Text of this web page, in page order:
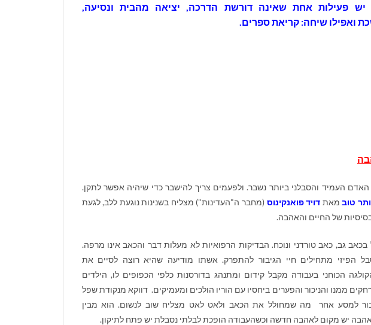
יש פעילות אחת שאינה דורשת הדרכה, יציאה מהבית ונסיעה,
ואפילו שיחה: קריאת ספרים.
העמיד והסבלני ביותר נשבר. ולפעמים צריך להישבר כדי שיהיה אפשר לתקן.
טובמאת דויד פואנקינוס (מחבר ה"העדינות") מצליח בשנינות נוגעת ללב, לגעת
של החיים והאהבה.
גב, כאב טורדני ונוכח. הבדיקות הרפואיות לא מעלות דבר והכאב אינו מרפה.
הפיזי מתחילים חיי הגיבור להתפרק. אשתו מודיעה שהיא רוצה לסיים את
הכוחני בעבודה מקבל קידום ומתנהג בדורסנות כלפי הכפופים לו, הילדים
ממנו והניכור והפערים ביחסיו עם הוריו הולכים ומעמיקים. דווקא מנקודת שפל
למסע אחר מה שמחולל את הכאב ולאט לאט מצליח שוב לנשום. הוא מבין
יש מקום לאהבה חדשה וכשהעבודה הופכת לבלתי נסבלת יש פתח לתיקון.